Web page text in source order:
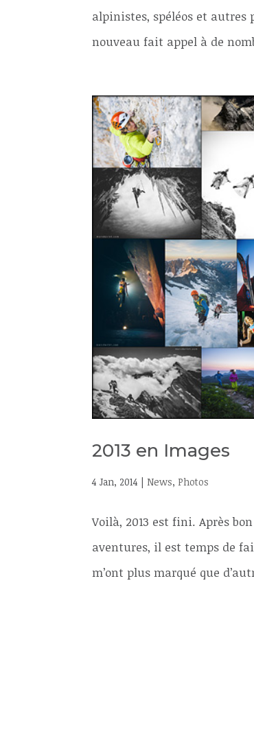
alpinistes, spéléos et autres
nouveau fait appel à de
2013 en Images
4 Jan, 2014 News, Photos
Voilà, 2013 est fini. Après
aventures, il est temps de
m’ont plus marqué que